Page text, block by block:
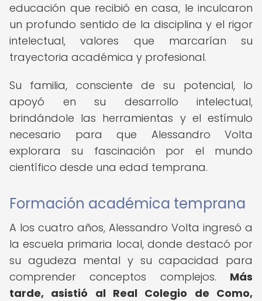
educación que recibió en casa, le inculcaron
un profundo sentido de la disciplina y el rigor
intelectual, valores que marcarían su
trayectoria académica y profesional.
Su familia, consciente de su potencial, lo
apoyó en su desarrollo intelectual,
brindándole las herramientas y el estímulo
necesario para que Alessandro Volta
explorara su fascinación por el mundo
científico desde una edad temprana.
Formación académica temprana
A los cuatro años, Alessandro Volta ingresó a
la escuela primaria local, donde destacó por
su agudeza mental y su capacidad para
comprender conceptos complejos. Más
tarde, asistió al Real Colegio de Como,